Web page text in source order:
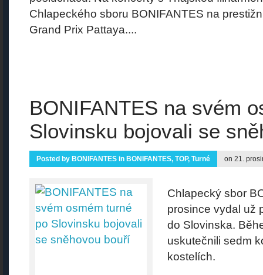
Chlapeckého sboru BONIFANTES na
Grand Prix Pattaya....
BONIFANTES na svém
Slovinsku bojovali se
Posted by BONIFANTES in BONIFANTES, TOP, Turné on 21.
Chlapecký sbor
prosince vydal už
do Slovinska.
uskutečnili sedm
kostelích.